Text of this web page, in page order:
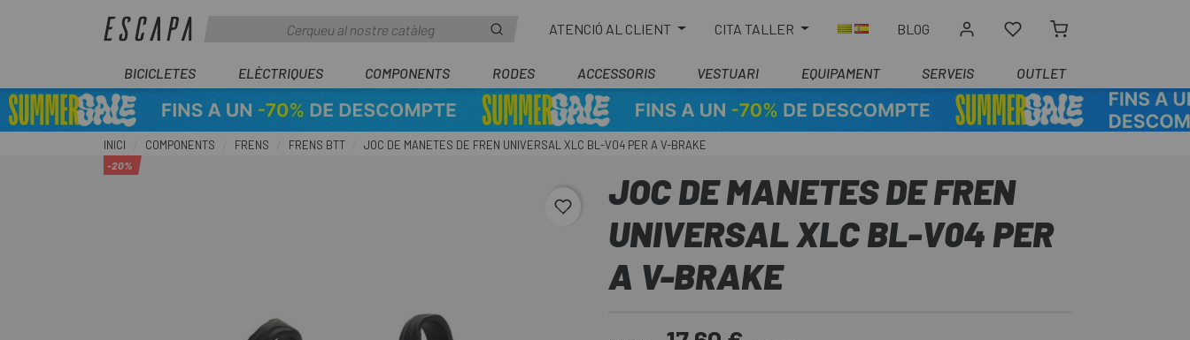
ATENCIÓ AL CLIENT CITA TALLER BLOG
BICICLETES ELÈCTRIQUES COMPONENTS RODES ACCESSORIS VESTUARI EQUIPAMENT SERVEIS OUTLET
INICI COMPONENTS FRENS FRENS BTT JOC DE MANETES DE FREN UNIVERSAL XLC BL-V04 PER A V-BRAKE
favorite_border
-20%
JOC DE MANETES DE FREN
UNIVERSAL XLC BL-V04 PER
A V-BRAKE